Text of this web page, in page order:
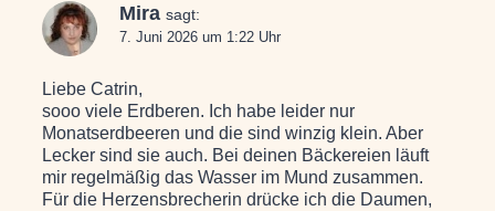
Mira sagt:
7. Juni 2026 um 1:22 Uhr
Liebe Catrin,
sooo viele Erdberen. Ich habe leider nur
Monatserdbeeren und die sind winzig klein. Aber
Lecker sind sie auch. Bei deinen Bäckereien läuft
mir regelmäßig das Wasser im Mund zusammen.
Für die Herzensbrecherin drücke ich die Daumen,